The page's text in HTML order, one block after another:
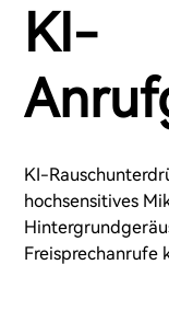
KI-
KI-
hochsensitives
Freisprechanrufe